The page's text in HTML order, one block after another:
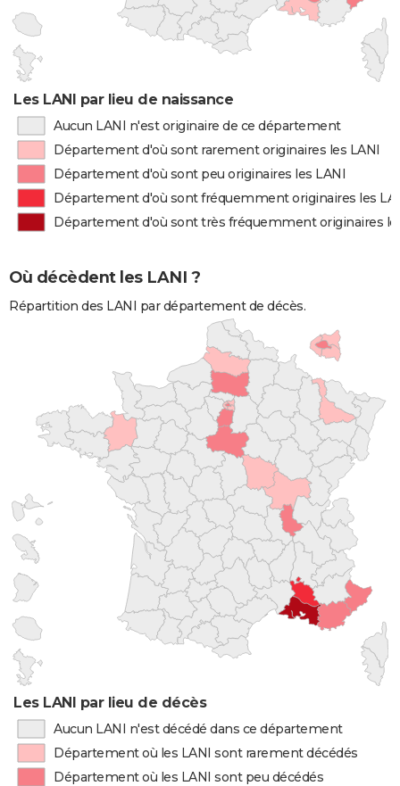
Les LANI par lieu de naissance
Aucun LANI n'est originaire de ce département
Département d'où sont rarement originaires les LANI
Département d'où sont peu originaires les LANI
Département d'où sont fréquemment originaires les
Département d'où sont très fréquemment originaires
Où décèdent les LANI ?
Répartition des LANI par département de décès.
Les LANI par lieu de décès
Aucun LANI n'est décédé dans ce département
Département où les LANI sont rarement décédés
Département où les LANI sont peu décédés